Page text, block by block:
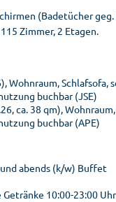
(Badetücher
Zimmer, 2 Etagen.
Wohnraum, Schlafsofa,
buchbar (JSE)
ca. 38 qm),
buchbar (APE)
abends (k/w) Buffet
10:00-23:00 Uhr